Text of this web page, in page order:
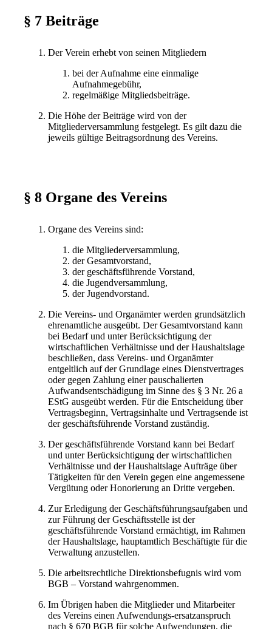
§ 7 Beiträge
Der Verein erhebt von seinen Mitgliedern
bei der Aufnahme eine einmalige
Aufnahmegebühr,
regelmäßige Mitgliedsbeiträge.
Die Höhe der Beiträge wird von der
Mitgliederversammlung festgelegt. Es gilt dazu die
jeweils gültige Beitragsordnung des Vereins.
§ 8 Organe des Vereins
Organe des Vereins sind:
die Mitgliederversammlung,
der Gesamtvorstand,
der geschäftsführende Vorstand,
die Jugendversammlung,
der Jugendvorstand.
Die Vereins- und Organämter werden grundsätzlich
ehrenamtliche ausgeübt. Der Gesamtvorstand kann
bei Bedarf und unter Berücksichtigung der
wirtschaftlichen Verhältnisse und der Haushaltslage
beschließen, dass Vereins- und Organämter
entgeltlich auf der Grundlage eines Dienstvertrages
oder gegen Zahlung einer pauschalierten
Aufwandsentschädigung im Sinne des § 3 Nr. 26 a
EStG ausgeübt werden. Für die Entscheidung über
Vertragsbeginn, Vertragsinhalte und Vertragsende ist
der geschäftsführende Vorstand zuständig.
Der geschäftsführende Vorstand kann bei Bedarf
und unter Berücksichtigung der wirtschaftlichen
Verhältnisse und der Haushaltslage Aufträge über
Tätigkeiten für den Verein gegen eine angemessene
Vergütung oder Honorierung an Dritte vergeben.
Zur Erledigung der Geschäftsführungsaufgaben und
zur Führung der Geschäftsstelle ist der
geschäftsführende Vorstand ermächtigt, im Rahmen
der Haushaltslage, hauptamtlich Beschäftigte für die
Verwaltung anzustellen.
Die arbeitsrechtliche Direktionsbefugnis wird vom
BGB – Vorstand wahrgenommen.
Im Übrigen haben die Mitglieder und Mitarbeiter
des Vereins einen Aufwendungs-ersatzanspruch
nach § 670 BGB für solche Aufwendungen, die